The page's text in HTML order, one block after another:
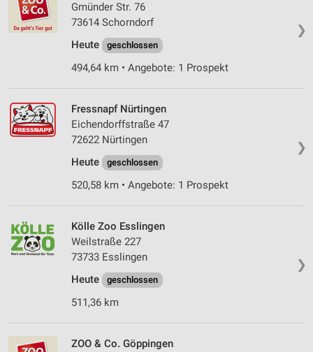
❯
Gmünder Str. 76
73614 Schorndorf
Heute
geschlossen
494,64 km • Angebote: 1 Prospekt
❯
Fressnapf Nürtingen
Eichendorffstraße 47
72622 Nürtingen
Heute
geschlossen
520,58 km • Angebote: 1 Prospekt
❯
Kölle Zoo Esslingen
Weilstraße 227
73733 Esslingen
Heute
geschlossen
511,36 km
ZOO & Co. Göppingen